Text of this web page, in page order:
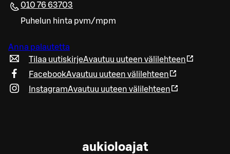
010 76 63703
Puhelun hinta pvm/mpm
Anna palautetta
Tilaa uutiskirjeAvautuu uuteen välilehteen
FacebookAvautuu uuteen välilehteen
InstagramAvautuu uuteen välilehteen
aukioloajat